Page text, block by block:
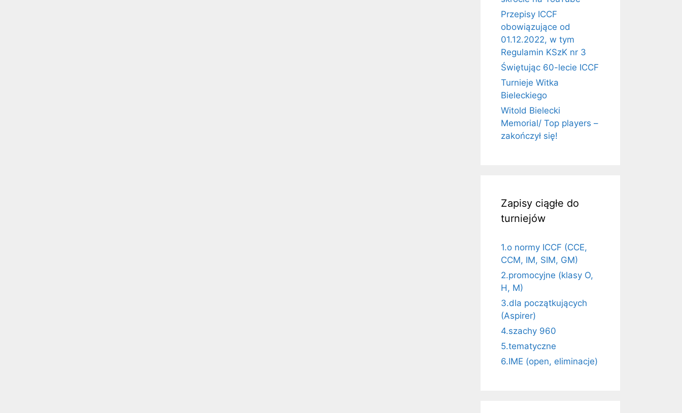
Przepisy ICCF
obowiązujące od
01.12.2022, w tym
Regulamin KSzK nr 3
Świętując 60-lecie ICCF
Turnieje Witka
Bieleckiego
Witold Bielecki
Memorial/ Top players –
zakończył się!
Zapisy ciągłe do
turniejów
1.o normy ICCF (CCE,
CCM, IM, SIM, GM)
2.promocyjne (klasy O,
H, M)
3.dla początkujących
(Aspirer)
4.szachy 960
5.tematyczne
6.IME (open, eliminacje)